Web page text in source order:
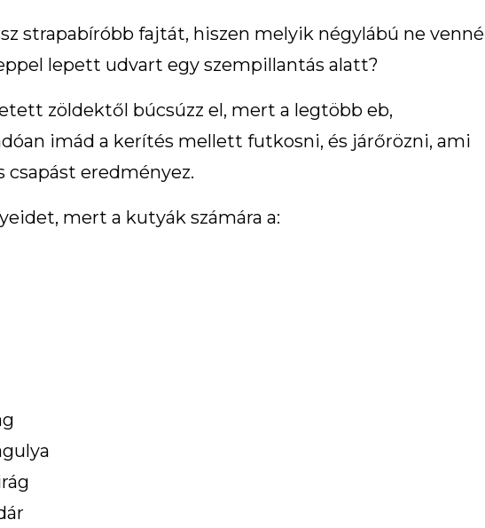
strapabíróbb fajtát, hiszen melyik négylábú ne venné
lepett udvart egy szempillantás alatt?
zöldektől búcsúzz el, mert a legtöbb eb,
imád a kerítés mellett futkosni, és járőrözni, ami
eredményez.
mert a kutyák számára a: